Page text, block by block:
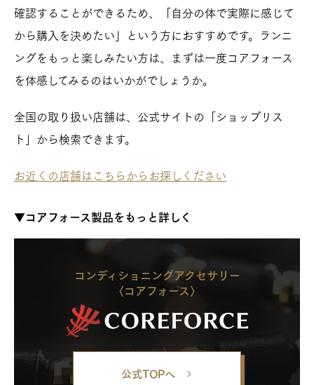
確認することができるため、「自分の体で実際に感じて
から購入を決めたい」という方におすすめです。ランニ
ングをもっと楽しみたい方は、まずは一度コアフォース
を体感してみるのはいかがでしょうか。
全国の取り扱い店舗は、公式サイトの「ショップリス
ト」から検索できます。
お近くの店舗はこちらからお探しください
▼コアフォース製品をもっと詳しく
コンディショニングアクセサリー
〈コアフォース〉
公式TOPへ